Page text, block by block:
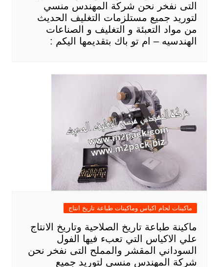
التى نفخر نحن شركة المهندس منسي
لتوريد جميع مستلزمات التغليف الحديث
من مواد التعبئة و التغليف و الصناعات
الهندسيه – ام تو باك بتقديمها اليكم :
ماكينات لحام اكياس وماكينات طباعة تاريخ انتاج
ماكينة طباعة تاريخ الصلاحية وتاريخ الانتاج
علي الاكياس التي تعبء فيها الفول
السوداني المقشر والمملح التى نفخر نحن
شركة المهندس منسي لتوريد جميع